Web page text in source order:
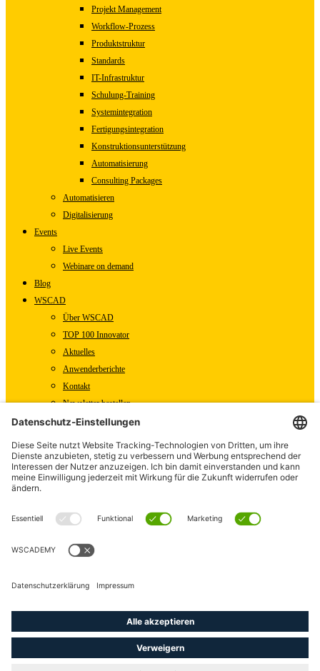
Projekt Management
Workflow-Prozess
Produktstruktur
Standards
IT-Infrastruktur
Schulung-Training
Systemintegration
Fertigungsintegration
Konstruktionsunterstützung
Automatisierung
Consulting Packages
Automatisieren
Digitalisierung
Events
Live Events
Webinare on demand
Blog
WSCAD
Über WSCAD
TOP 100 Innovator
Aktuelles
Anwenderberichte
Kontakt
Newsletter bestellen
WSCAD Shop
Partner
Downloads
Pressemitteilungen
WSCAD als Arbeitgeber
youtube